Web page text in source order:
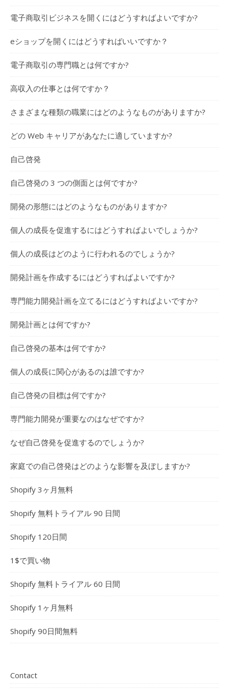
電子商取引ビジネスを開くにはどうすればよいですか?
eショップを開くにはどうすればいいですか？
電子商取引の専門職とは何ですか?
高収入の仕事とは何ですか？
さまざまな種類の職業にはどのようなものがありますか?
どの Web キャリアがあなたに適していますか?
自己啓発
自己啓発の 3 つの側面とは何ですか?
開発の形態にはどのようなものがありますか?
個人の成長を促進するにはどうすればよいでしょうか?
個人の成長はどのように行われるのでしょうか?
開発計画を作成するにはどうすればよいですか?
専門能力開発計画を立てるにはどうすればよいですか?
開発計画とは何ですか?
自己啓発の基本は何ですか?
個人の成長に関心があるのは誰ですか?
自己啓発の目標は何ですか?
専門能力開発が重要なのはなぜですか?
なぜ自己啓発を促進するのでしょうか?
家庭での自己啓発はどのような影響を及ぼしますか?
Shopify 3ヶ月無料
Shopify 無料トライアル 90 日間
Shopify 120日間
1$で買い物
Shopify 無料トライアル 60 日間
Shopify 1ヶ月無料
Shopify 90日間無料
Contact